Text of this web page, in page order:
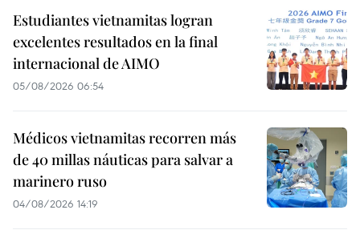
Estudiantes vietnamitas logran
excelentes resultados en la final
internacional de AIMO
05/08/2026 06:54
Médicos vietnamitas recorren más
de 40 millas náuticas para salvar a
marinero ruso
04/08/2026 14:19